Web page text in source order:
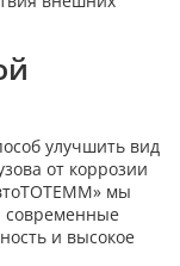
улучшить вид
от коррозии
мы
современные
и высокое